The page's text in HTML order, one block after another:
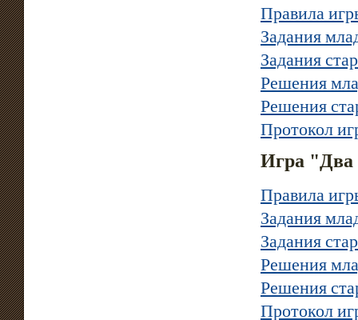
Правила
Задания
Задания
Решения
Решения
Протокол
Игра "Два
Правила
Задания
Задания
Решения
Решения
Протокол